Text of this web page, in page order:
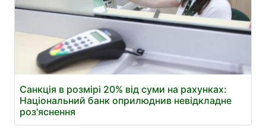
Санкція в розмірі 20% від суми на рахунках:
Національний банк оприлюднив невідкладне
роз'яснення